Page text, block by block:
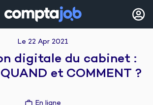
Le 22 Apr 2021
digitale du cabinet :
et COMMENT ?
En ligne